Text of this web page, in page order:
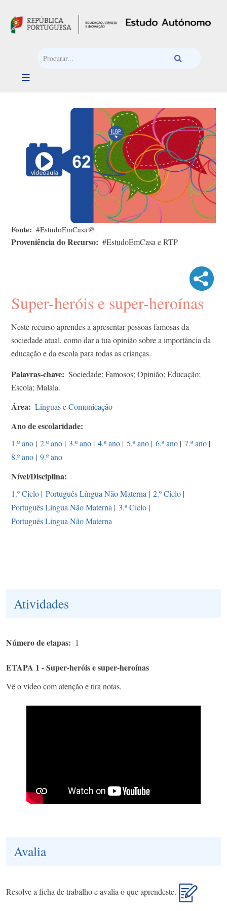
Fonte #EstudoEmCasa@
Proveniência do Recurso #EstudoEmCasa e RTP
Super-heróis e super-heroínas
Neste recurso aprendes a apresentar pessoas famosas da
sociedade atual, como dar a tua opinião sobre a importância da
educação e da escola para todas as crianças.
Palavras-chave
Sociedade; Famosos; Opinião; Educação;
Escola; Malala.
Área Línguas e Comunicação
Ano de escolaridade
1.º ano | 2.º ano | 3.º ano | 4.º ano | 5.º ano | 6.º ano | 7.º ano |
8.º ano | 9.º ano
Nível/Disciplina
1.º Ciclo | Português Língua Não Materna | 2.º Ciclo |
Português Língua Não Materna | 3.º Ciclo |
Português Língua Não Materna
Atividades
Número de etapas 1
ETAPA 1 - Super-heróis e super-heroínas
Vê o vídeo com atenção e tira notas.
Avalia
Resolve a ficha de trabalho e avalia o que aprendeste.